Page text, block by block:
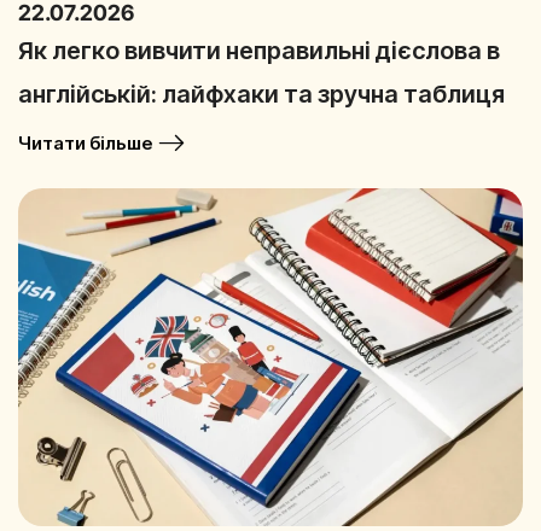
22.07.2026
Як легко вивчити неправильні дієслова в
англійській: лайфхаки та зручна таблиця
Читати більше